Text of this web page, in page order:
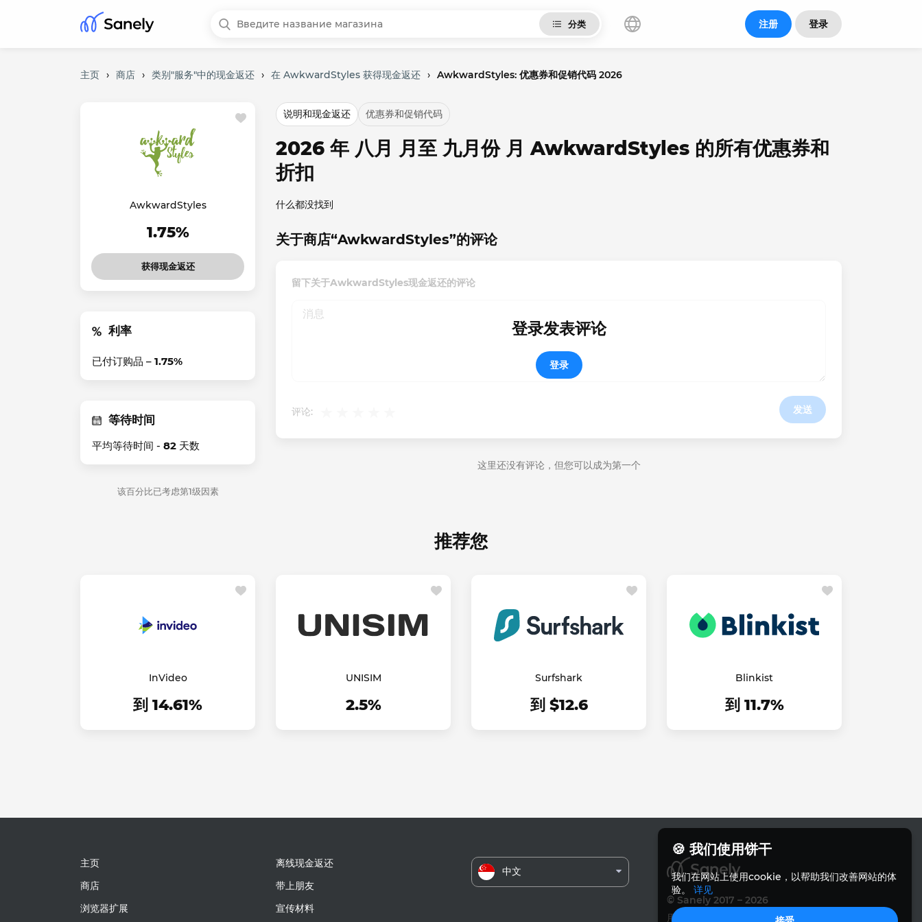
分类 注册 登录
主页 › 商店 › 类别"服务"中的现金返还 › 在 AwkwardStyles 获得现金返还 › AwkwardStyles: 优惠券和促销代码 2026
AwkwardStyles
1.75%
获得现金返还
利率
已付订购品 – 1.75%
等待时间
平均等待时间 - 82 天数
该百分比已考虑第1级因素
说明和现金返还 优惠券和促销代码
2026 年 八月 月至 九月份 月 AwkwardStyles 的所有优惠券和
折扣
什么都没找到
关于商店“AwkwardStyles”的评论
留下关于AwkwardStyles现金返还的评论
评论: 发送
登录发表评论
登录
这里还没有评论，但您可以成为第一个
推荐您
InVideo
到 14.61%
UNISIM
2.5%
Surfshark
到 $12.6
Blinkist
到 11.7%
主页
商店
浏览器扩展
离线现金返还
带上朋友
宣传材料
中文
© Sanely 2017 – 2026
用户协议
🍪 我们使用饼干
我们在网站上使用cookie，以帮助我们改善网站的体
验。 详见